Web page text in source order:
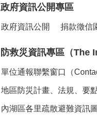
政府資訊公開專區
政府資訊公開 捐款徵信
防救災資訊專區（The
單位通報聯繫窗口（
地區防災計畫、法規、要
內湖區各里疏散避難資訊